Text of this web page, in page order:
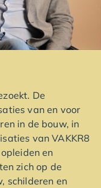
De
van en voor
in de bouw, in
van VAKKR8
en
zich op de
schilderen en